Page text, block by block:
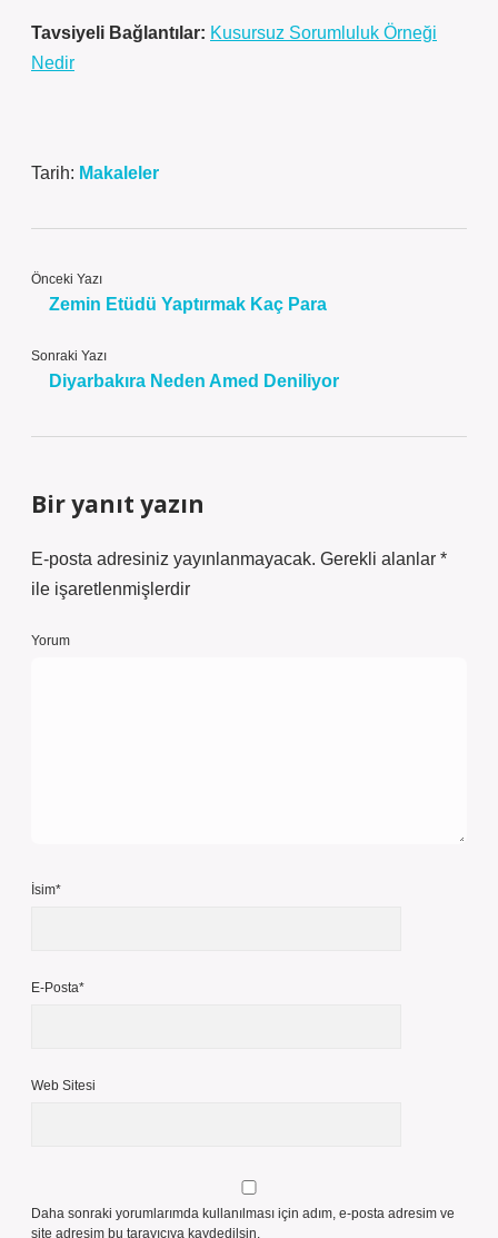
Tavsiyeli Bağlantılar: Kusursuz Sorumluluk Örneği
Nedir
Tarih: Makaleler
Önceki Yazı
Zemin Etüdü Yaptırmak Kaç Para
Sonraki Yazı
Diyarbakıra Neden Amed Deniliyor
Bir yanıt yazın
E-posta adresiniz yayınlanmayacak. Gerekli alanlar *
ile işaretlenmişlerdir
Yorum
İsim*
E-Posta*
Web Sitesi
Daha sonraki yorumlarımda kullanılması için adım, e-posta adresim ve
site adresim bu tarayıcıya kaydedilsin.